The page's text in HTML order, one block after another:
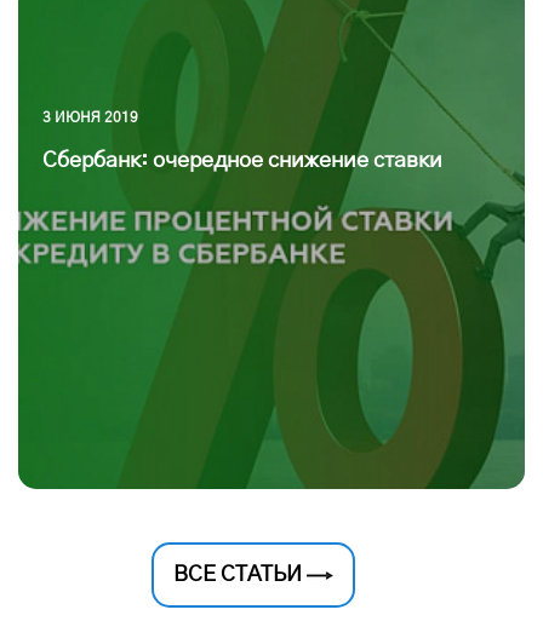
3 ИЮНЯ 2019
Сбербанк: очередное снижение ставки
ВСЕ СТАТЬИ